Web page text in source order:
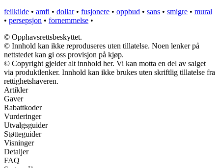
feilkilde • amfi • dollar• fusjonere • oppbud • sans • smigre • mural
• persepsjon • fornemmelse •
© Opphavsrettsbeskyttet.
© Innhold kan ikke reproduseres uten tillatelse. Noen lenker på
nettstedet kan gi oss provisjon på kjøp.
© Copyright gjelder alt innhold her. Vi kan motta en del av salget
via produktlenker. Innhold kan ikke brukes uten skriftlig tillatelse fra
rettighetshaveren.
Artikler
Gaver
Rabattkoder
Vurderinger
Utvalgsguider
Støtteguider
Visninger
Detaljer
FAQ